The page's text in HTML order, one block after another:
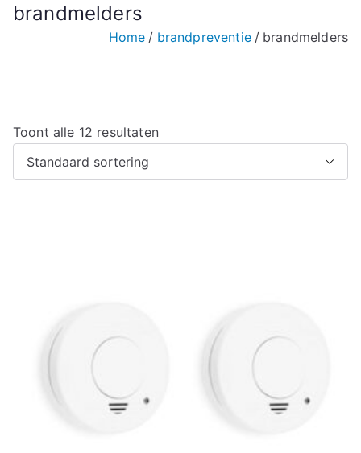
brandmelders
Home brandpreventie brandmelders
Toont alle 12 resultaten